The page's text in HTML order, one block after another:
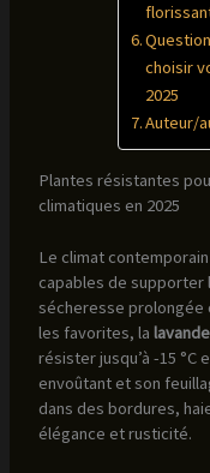
choisir
2025
Auteur/
Plantes résistantes
climatiques en 2025
Le climat
capables de
sécheresse prolongée
les favorites, la
résister jusqu’à -15 °C
envoûtant et son
dans des bordures,
élégance et rusticité.